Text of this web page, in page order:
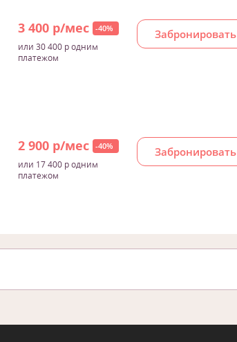
3 400 р/мес -40%
или 30 400 р одним
платежом
Забронировать
2 900 р/мес -40%
или 17 400 р одним
платежом
Забронировать